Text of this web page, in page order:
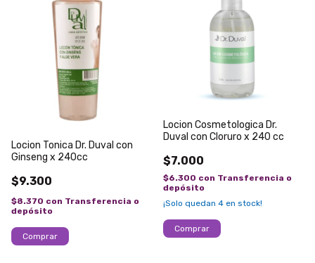
Locion Tonica Dr. Duval con
Ginseng x 240cc
$9.300
$8.370 con Transferencia o
depósito
Locion Cosmetologica Dr.
Duval con Cloruro x 240 cc
$7.000
$6.300 con Transferencia o
depósito
¡Solo quedan 4 en stock!